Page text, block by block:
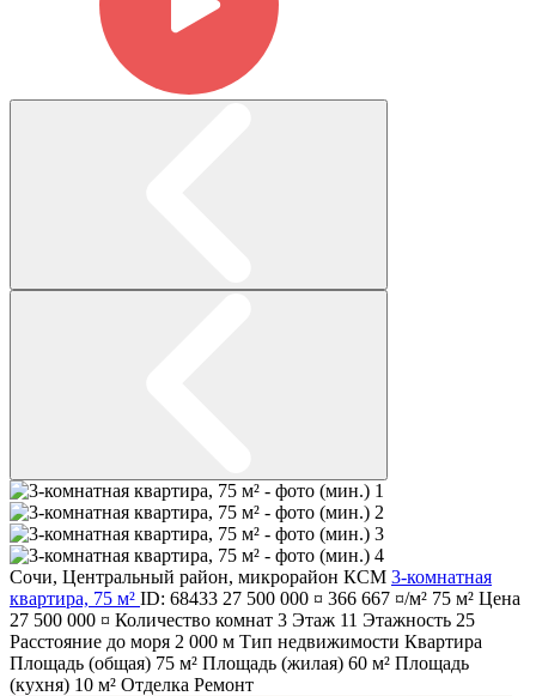
Сочи, Центральный район, микрорайон КСМ 3-комнатная
квартира, 75 м² ID: 68433 27 500 000 ¤ 366 667 ¤/м² 75 м² Цена
27 500 000 ¤ Количество комнат 3 Этаж 11 Этажность 25
Расстояние до моря 2 000 м Тип недвижимости Квартира
Площадь (общая) 75 м² Площадь (жилая) 60 м² Площадь
(кухня) 10 м² Отделка Ремонт